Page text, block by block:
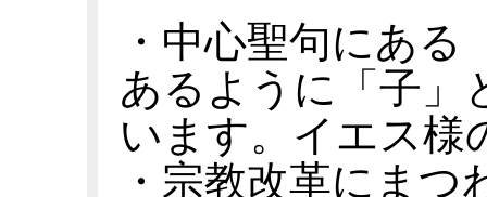
・中心聖句にあ
あるように「子」
います。イエス様
・宗教改革にま